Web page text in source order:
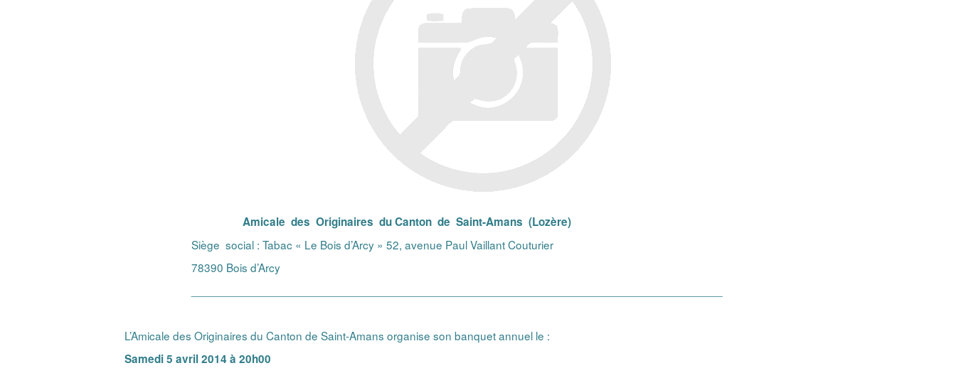
Amicale des Originaires duCanton de Saint-Amans (Lozère)
Siège social : Tabac « Le Bois d’Arcy » 52, avenue Paul Vaillant Couturier
78390 Bois d’Arcy
L’Amicale des Originaires du Canton de Saint-Amans organise son banquet annuel le :
Samedi 5 avril 2014à 20h00